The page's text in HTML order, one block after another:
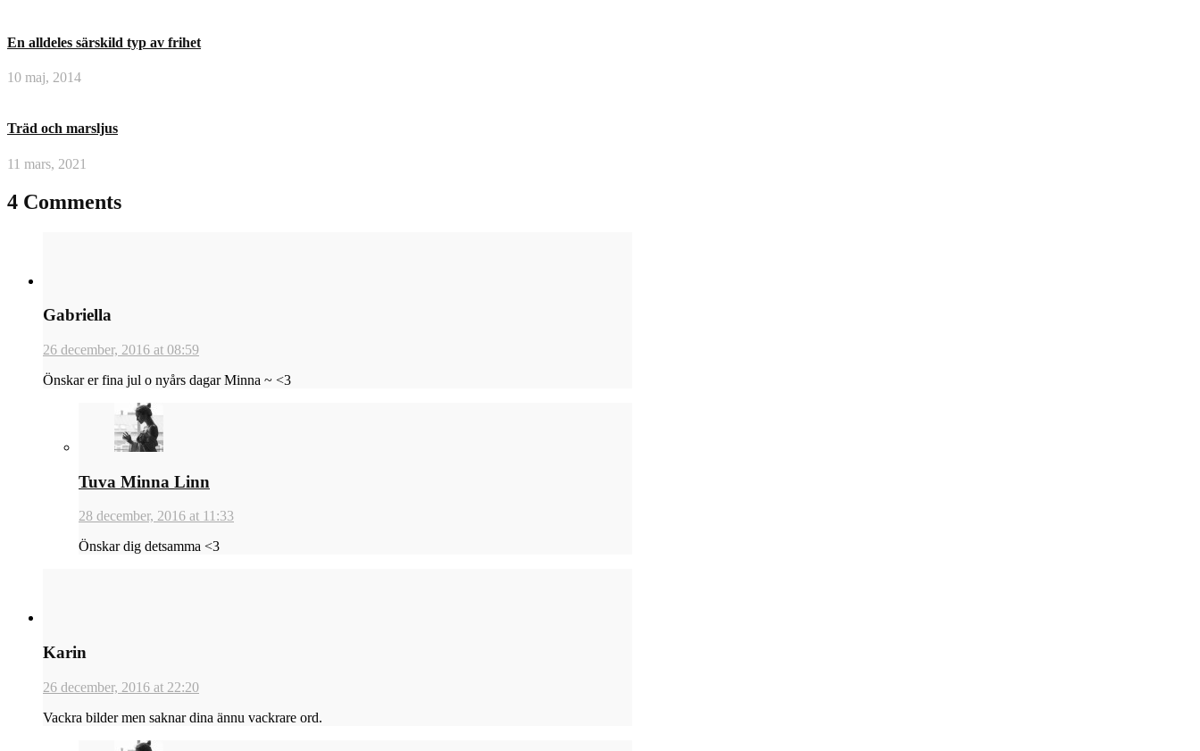
En alldeles särskild typ av frihet
10 maj, 2014
Träd och marsljus
11 mars, 2021
4 Comments
Gabriella
26 december, 2016 at 08:59
Önskar er fina jul o nyårs dagar Minna ~ <3
Tuva Minna Linn
28 december, 2016 at 11:33
Önskar dig detsamma <3
Karin
26 december, 2016 at 22:20
Vackra bilder men saknar dina ännu vackrare ord.